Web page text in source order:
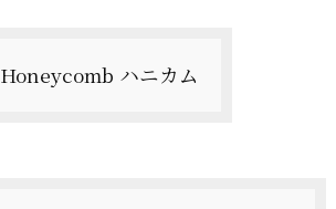
Honeycomb ハニカム